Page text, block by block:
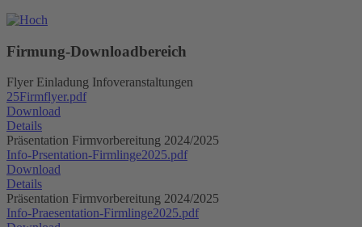
Firmung-Downloadbereich
Flyer Einladung Infoveranstaltungen
25Firmflyer.pdf
Download
Details
Präsentation Firmvorbereitung 2024/2025
Info-Prsentation-Firmlinge2025.pdf
Download
Details
Präsentation Firmvorbereitung 2024/2025
Info-Praesentation-Firmlinge2025.pdf